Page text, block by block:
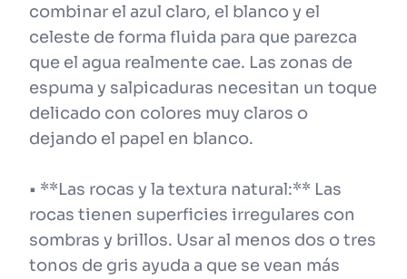
combinar el azul claro, el blanco y el
celeste de forma fluida para que parezca
que el agua realmente cae. Las zonas de
espuma y salpicaduras necesitan un toque
delicado con colores muy claros o
dejando el papel en blanco.
• **Las rocas y la textura natural:** Las
rocas tienen superficies irregulares con
sombras y brillos. Usar al menos dos o tres
tonos de gris ayuda a que se vean más